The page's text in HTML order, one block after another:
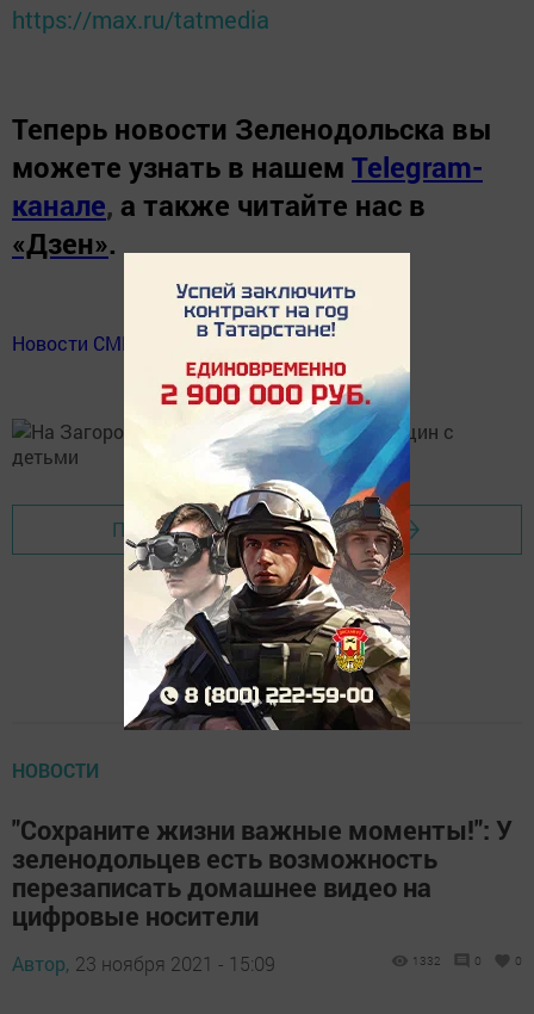
https://max.ru/tatmedia
Теперь новости Зеленодольска вы
можете узнать в нашем Telegram-
канале, а также читайте нас в
«Дзен».
Новости СМИ2
Перейти на страницу новости
НОВОСТИ
"Сохраните жизни важные моменты!": У
зеленодольцев есть возможность
перезаписать домашнее видео на
цифровые носители
Автор, 23 ноября 2021 - 15:09 1332 0 0